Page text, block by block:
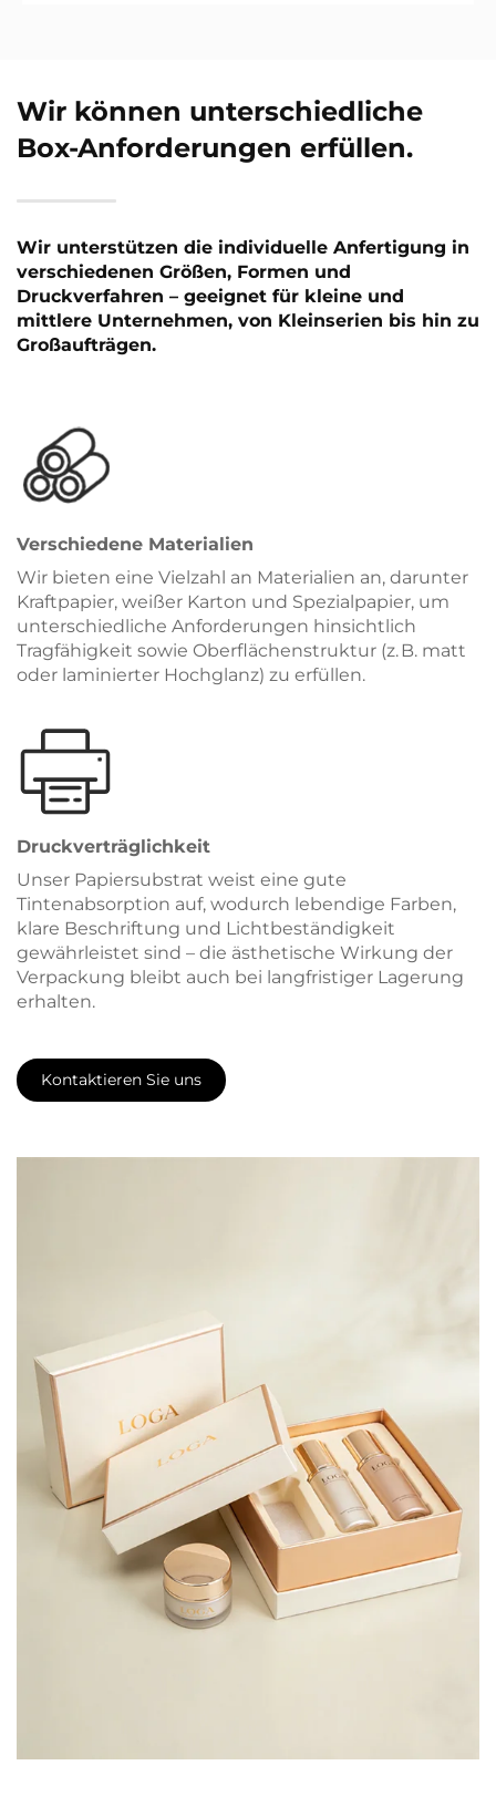
Wir können unterschiedliche
Box-Anforderungen erfüllen.
Wir unterstützen die individuelle Anfertigung in
verschiedenen Größen, Formen und
Druckverfahren – geeignet für kleine und
mittlere Unternehmen, von Kleinserien bis hin zu
Großaufträgen.
Verschiedene Materialien
Wir bieten eine Vielzahl an Materialien an, darunter
Kraftpapier, weißer Karton und Spezialpapier, um
unterschiedliche Anforderungen hinsichtlich
Tragfähigkeit sowie Oberflächenstruktur (z. B. matt
oder laminierter Hochglanz) zu erfüllen.
Druckverträglichkeit
Unser Papiersubstrat weist eine gute
Tintenabsorption auf, wodurch lebendige Farben,
klare Beschriftung und Lichtbeständigkeit
gewährleistet sind – die ästhetische Wirkung der
Verpackung bleibt auch bei langfristiger Lagerung
erhalten.
Kontaktieren Sie uns